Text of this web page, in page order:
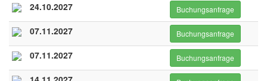
24.10.2027 Buchungsanfrage
07.11.2027 Buchungsanfrage
07.11.2027 Buchungsanfrage